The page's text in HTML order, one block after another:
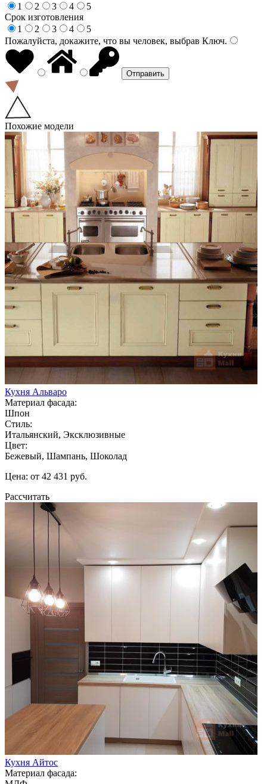
1
2 3 4
5
Срок изготовления
1
2 3 4
5
Пожалуйста, докажите, что вы человек, выбрав Ключ.
Похожие модели
Кухня Альваро
Материал фасада:
Шпон
Стиль:
Итальянский, Эксклюзивные
Цвет:
Бежевый, Шампань, Шоколад
Цена: от 42 431 руб.
Рассчитать
Кухня Айтос
Материал фасада: